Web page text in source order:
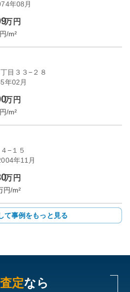
年08月
万円
/m²
目３３−２８
年02月
万円
/m²
−１５
年11月
万円
円/m²
て事例をもっと見る
定なら